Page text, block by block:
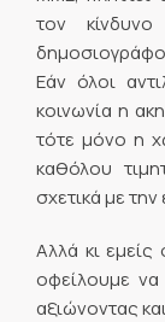
τον
Εάν όλοι
κοινωνία η
τότε μόνο η
καθόλου
σχετικά με
Αλλά κι εμείς
οφείλουμε
αξιώνοντας